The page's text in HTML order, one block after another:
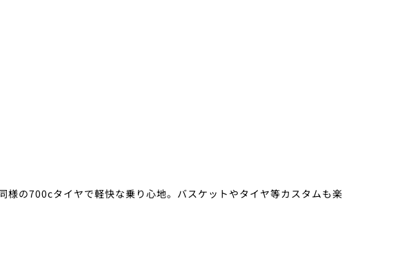
の700cタイヤで軽快な乗り心地。バスケットやタイヤ等カスタムも楽